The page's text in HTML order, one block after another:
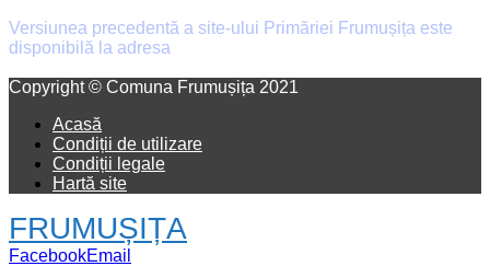
Versiunea precedentă a site-ului Primăriei Frumușița este
disponibilă la adresa
Copyright © Comuna Frumușița 2021
Acasă
Condiții de utilizare
Condiții legale
Hartă site
FRUMUȘIȚA
FacebookEmail